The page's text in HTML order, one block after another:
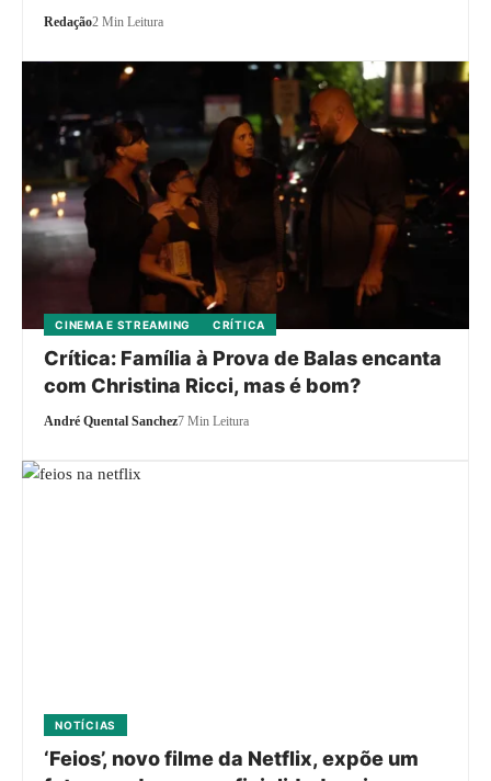
Redação2 Min Leitura
CINEMA E STREAMING CRÍTICA
Crítica: Família à Prova de Balas encanta
com Christina Ricci, mas é bom?
André Quental Sanchez7 Min Leitura
NOTÍCIAS
‘Feios’, novo filme da Netflix, expõe um